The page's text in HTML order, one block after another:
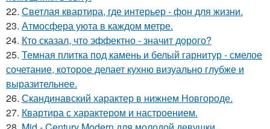
22. Светлая квартира, где интерьер - фон для жизни.
23. Атмосфера уюта в каждом метре.
24. Кто сказал, что эффектно - значит дорого?
25. Темная плитка под камень и белый гарнитур - смелое
сочетание, которое делает кухню визуально глубже и
выразительнее.
26. Скандинавский характер в нижнем Новгороде.
27. Квартира с характером и настроением.